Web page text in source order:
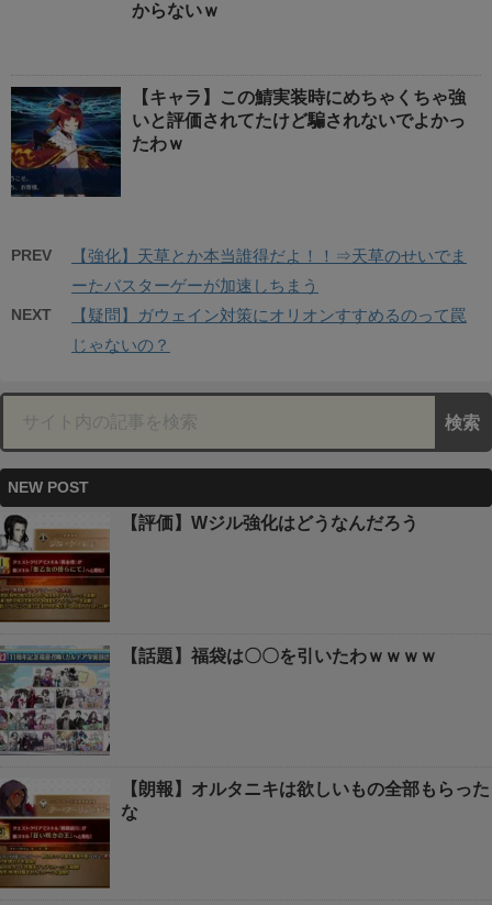
からないｗ
【キャラ】この鯖実装時にめちゃくちゃ強
いと評価されてたけど騙されないでよかっ
たわｗ
PREV
【強化】天草とか本当誰得だよ！！⇒天草のせいでま
ーたバスターゲーが加速しちまう
NEXT
【疑問】ガウェイン対策にオリオンすすめるのって罠
じゃないの？
NEW POST
【評価】Wジル強化はどうなんだろう
【話題】福袋は〇〇を引いたわｗｗｗｗ
【朗報】オルタニキは欲しいもの全部もらった
な